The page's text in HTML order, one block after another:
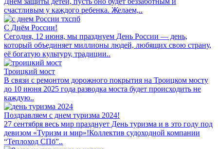
счастливым у каждого ребенка. Желаем,..
С Днём России!
Сегодня, 12 июня, мы празднуем День России — день,
который объединяет миллионы людей, любящих свою страну,
её богатую культуру, традиции..
Троицкий мост
В связи с ремонтом дорожного покрытия на Троицком мосту
до 10 июня 2025 года разводка моста будет происходить не
каждую..
Поздравляем с днем туризма 2024!
27 сентября весь мир празднует День туризма и в это году под
девизом «Туризм и мир»!Коллектив судоходной компании
“Теплоход СПб”..